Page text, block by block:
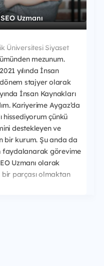
Uzmanı
Üniversitesi Siyaset
mezunum.
yılında İnsan
stajyer olarak
İnsan Kaynakları
Kariyerime Aygaz’da
hissediyorum çünkü
destekleyen ve
bir kurum. Şu anda da
faydalanarak görevime
Uzmanı olarak
parçası olmaktan